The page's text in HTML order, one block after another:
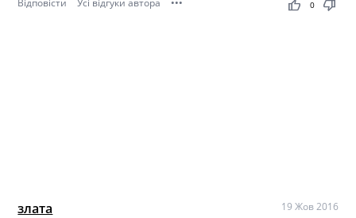
Відповісти Усі відгуки автора ••• thumb_up thumb_down
0
злата 19 Жов 2016